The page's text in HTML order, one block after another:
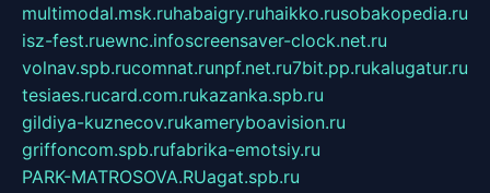
multimodal.msk.ruhabaigry.ruhaikko.rusobakopedia.ru
isz-fest.ruewnc.infoscreensaver-clock.net.ru
volnav.spb.rucomnat.runpf.net.ru7bit.pp.rukalugatur.ru
tesiaes.rucard.com.rukazanka.spb.ru
gildiya-kuznecov.rukameryboavision.ru
griffoncom.spb.rufabrika-emotsiy.ru
PARK-MATROSOVA.RUagat.spb.ru